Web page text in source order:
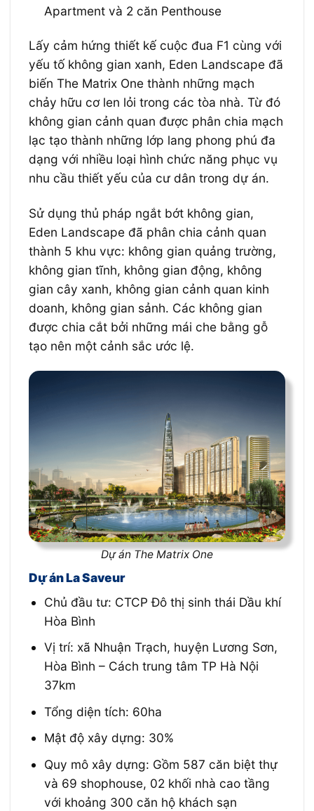
Apartment và 2 căn Penthouse
Lấy cảm hứng thiết kế cuộc đua F1 cùng với
yếu tố không gian xanh, Eden Landscape đã
biến The Matrix One thành những mạch
chảy hữu cơ len lỏi trong các tòa nhà. Từ đó
không gian cảnh quan được phân chia mạch
lạc tạo thành những lớp lang phong phú đa
dạng với nhiều loại hình chức năng phục vụ
nhu cầu thiết yếu của cư dân trong dự án.
Sử dụng thủ pháp ngắt bớt không gian,
Eden Landscape đã phân chia cảnh quan
thành 5 khu vực: không gian quảng trường,
không gian tĩnh, không gian động, không
gian cây xanh, không gian cảnh quan kinh
doanh, không gian sảnh. Các không gian
được chia cắt bởi những mái che bằng gỗ
tạo nên một cảnh sắc ước lệ.
Dự án The Matrix One
Dự án La Saveur
Chủ đầu tư: CTCP Đô thị sinh thái Dầu khí
Hòa Bình
Vị trí: xã Nhuận Trạch, huyện Lương Sơn,
Hòa Bình – Cách trung tâm TP Hà Nội
37km
Tổng diện tích: 60ha
Mật độ xây dựng: 30%
Quy mô xây dựng: Gồm 587 căn biệt thự
và 69 shophouse, 02 khối nhà cao tầng
với khoảng 300 căn hộ khách sạn